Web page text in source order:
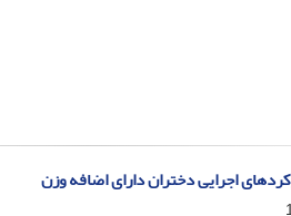
اجرایی دختران دارای اضافه وزن